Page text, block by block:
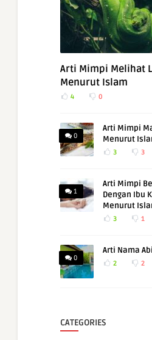
Arti Mimpi Melihat
Menurut Islam
4 0
0
Arti Mimpi
Menurut
3 3
1
Arti Mimpi
Dengan Ibu
Menurut
3 1
0
Arti Nama
2 2
CATEGORIES